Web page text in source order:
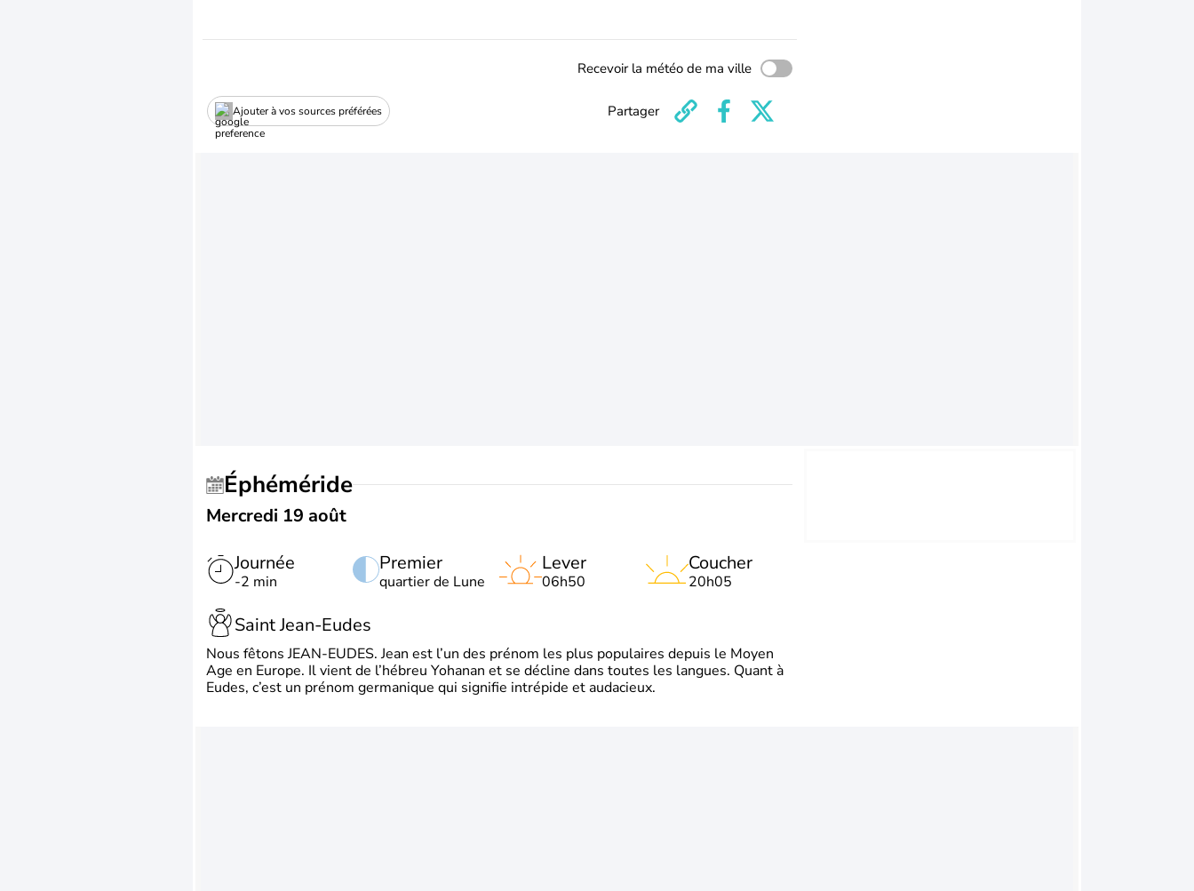
Recevoir la météo de ma ville
Ajouter à vos sources préférées Partager
Éphéméride
Mercredi 19 août
Journée
-2 min
Premier
quartier de Lune
Lever
06h50
Coucher
20h05
Saint Jean-Eudes
Nous fêtons JEAN-EUDES. Jean est l’un des prénom les plus populaires depuis le Moyen
Age en Europe. Il vient de l’hébreu Yohanan et se décline dans toutes les langues. Quant à
Eudes, c’est un prénom germanique qui signifie intrépide et audacieux.